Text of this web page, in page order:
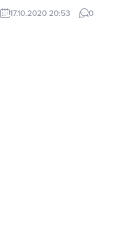
istihdam desteklerini öngören
teklifindeki 43 maddenin
17.10.2020 20:53 0